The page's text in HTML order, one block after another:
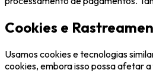
Cookies e
Usamos cookies e tecnologias
cookies, embora isso possa afetar